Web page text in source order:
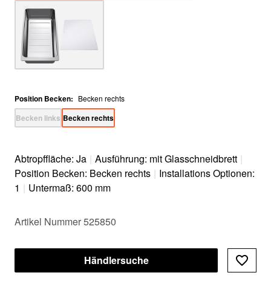
Position Becken: Becken rechts
Becken links Becken rechts
Abtropffläche: Ja | Ausführung: mit Glasschneidbrett |
Position Becken: Becken rechts | Installations Optionen:
1 | Untermaß: 600 mm
Artikel Nummer 525850
Händlersuche